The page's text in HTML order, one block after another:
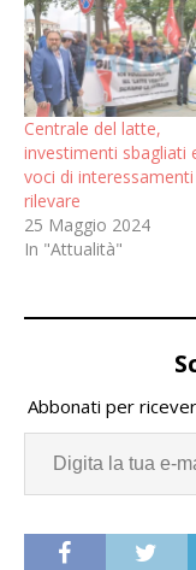
Centrale del latte,
investimenti sbagliati
voci di interessamenti
rilevare
25 Maggio 2024
In "Attualità"
Abbonati per